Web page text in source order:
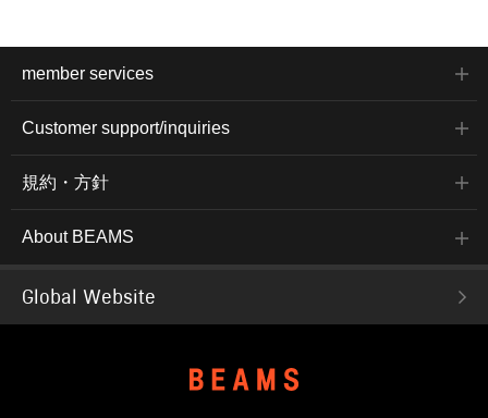
member services
Customer support/inquiries
規約・方針
About BEAMS
Global Website